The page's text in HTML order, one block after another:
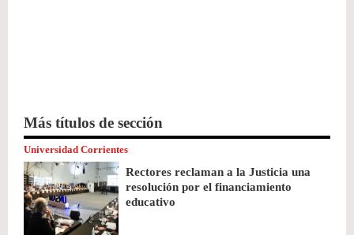
Más títulos de sección
Universidad Corrientes
Rectores reclaman a la Justicia una
resolución por el financiamiento
educativo